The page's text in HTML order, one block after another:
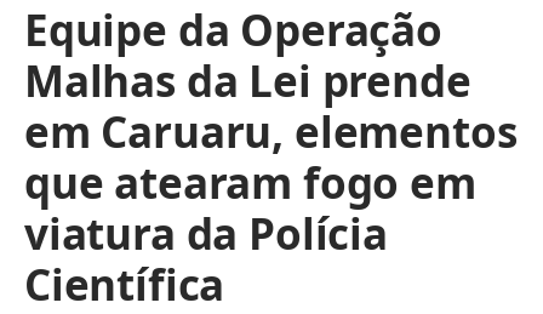
Equipe da Operação
Malhas da Lei prende
em Caruaru, elementos
que atearam fogo em
viatura da Polícia
Científica